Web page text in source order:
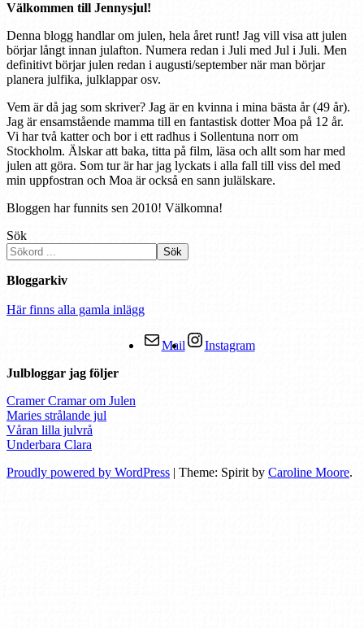
Välkommen till Jennysjul!
Denna blogg handlar om julen, hela året runt! Jag vill visa att julen
börjar långt innan julafton. Numera redan i Juli med Jul i Juli. Men
definitivt börjar julen redan i augusti/september när man börjar
planera julfika, julklappar osv.
Vem är då jag som skriver? Jag är en kvinna i mina bästa år (49 år).
Jag är ensamstående mamma till en fantastisk dotter Moa på 12 år.
Vi har två katter och bor i ett radhus i Sollentuna norr om
Stockholm. Älskar att baka, titta på film, läsa och allt som har med
julen att göra. Som tur är har jag lyckats i alla fall till viss del med
min uppfostran och Moa är också en sann julälskare.
Bloggen har funnits sen 2010! Välkomna!
Sök
Sök
Bloggarkiv
Här finns alla gamla inlägg
Mail
Instagram
Julbloggar jag följer
Cramer Cramar om Julen
Maries strålande jul
Våran lilla julvrå
Underbara Clara
Proudly powered by WordPress | Theme: Spirit by Caroline Moore.